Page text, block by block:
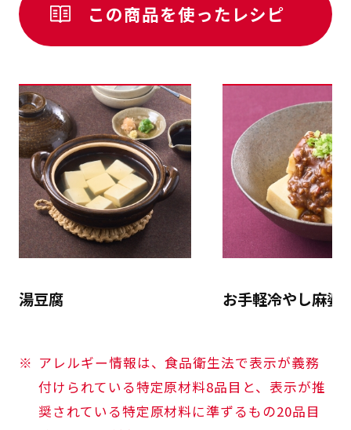
この商品を使ったレシピ
湯豆腐 お手軽冷やし麻婆
アレルギー情報は、食品衛生法で表示が義務
付けられている特定原材料8品目と、表示が推
奨されている特定原材料に準ずるもの20品目